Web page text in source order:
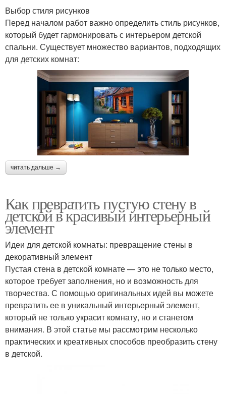
Выбор стиля рисунков
Перед началом работ важно определить стиль рисунков,
который будет гармонировать с интерьером детской
спальни. Существует множество вариантов, подходящих
для детских комнат:
читать дальше →
Как превратить пустую стену в
детской в красивый интерьерный
элемент
Идеи для детской комнаты: превращение стены в
декоративный элемент
Пустая стена в детской комнате — это не только место,
которое требует заполнения, но и возможность для
творчества. С помощью оригинальных идей вы можете
превратить ее в уникальный интерьерный элемент,
который не только украсит комнату, но и станетом
внимания. В этой статье мы рассмотрим несколько
практических и креативных способов преобразить стену
в детской.